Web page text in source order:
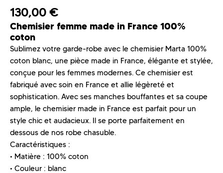
130,00 €
Chemisier femme made in France 100%
coton
Sublimez votre garde-robe avec le chemisier Marta 100%
coton blanc, une pièce made in France, élégante et stylée,
conçue pour les femmes modernes. Ce chemisier est
fabriqué avec soin en France et allie légèreté et
sophistication. Avec ses manches bouffantes et sa coupe
ample, le chemisier made in France est parfait pour un
style chic et audacieux. Il se porte parfaitement en
dessous de nos robe chasuble.
Caractéristiques :
• Matière : 100% coton
• Couleur : blanc